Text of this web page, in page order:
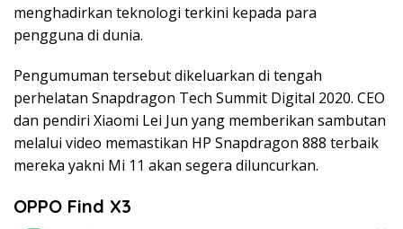
menghadirkan teknologi terkini kepada para
pengguna di dunia.
Pengumuman tersebut dikeluarkan di tengah
perhelatan Snapdragon Tech Summit Digital 2020. CEO
dan pendiri Xiaomi Lei Jun yang memberikan sambutan
melalui video memastikan HP Snapdragon 888 terbaik
mereka yakni Mi 11 akan segera diluncurkan.
OPPO Find X3